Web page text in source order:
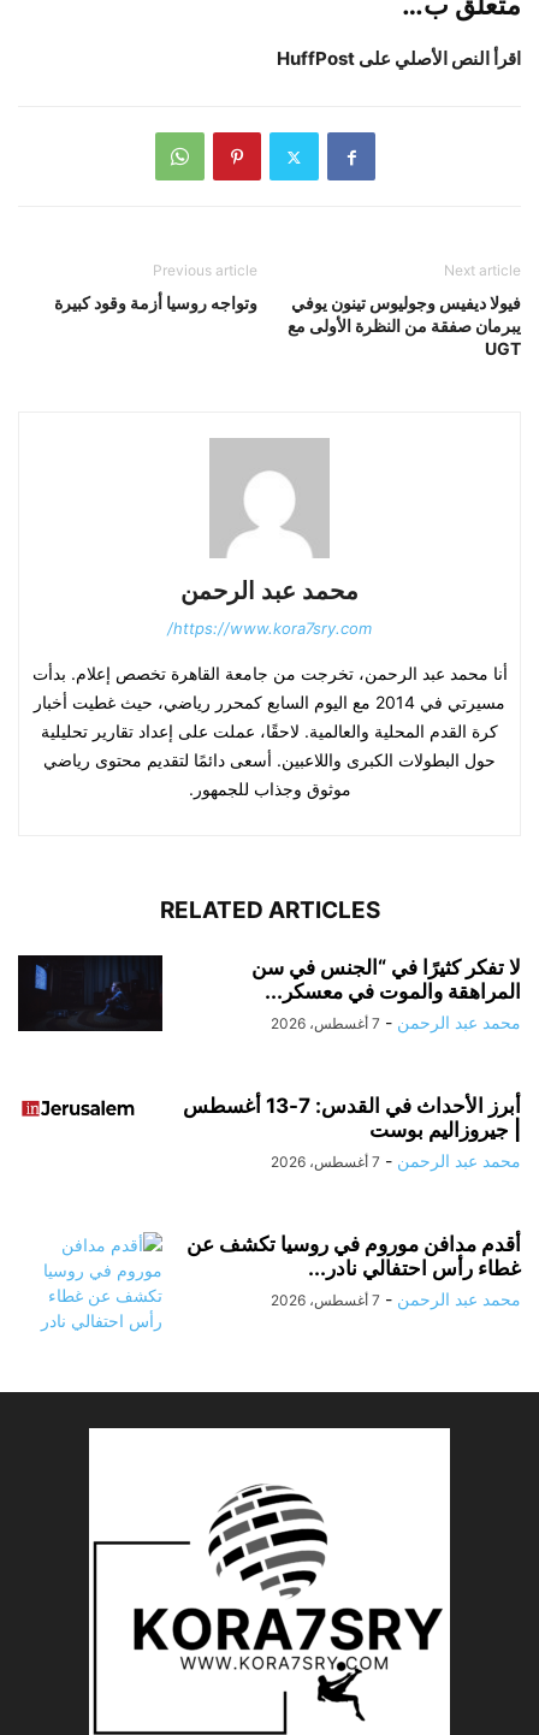
اقرأ النص الأصلي على HuffPost
Previous article
وتواجه روسيا أزمة وقود كبيرة
Next article
فيولا ديفيس وجوليوس تينون يوفي
يبرمان صفقة من النظرة الأولى مع
UGT
محمد عبد الرحمن
https://www.kora7sry.com/
أنا محمد عبد الرحمن، تخرجت من جامعة القاهرة تخصص إعلام. بدأت
مسيرتي في 2014 مع اليوم السابع كمحرر رياضي، حيث غطيت أخبار
كرة القدم المحلية والعالمية. لاحقًا، عملت على إعداد تقارير تحليلية
حول البطولات الكبرى واللاعبين. أسعى دائمًا لتقديم محتوى رياضي
موثوق وجذاب للجمهور.
RELATED ARTICLES
لا تفكر كثيرًا في “الجنس في سن
المراهقة والموت في معسكر...
محمد عبد الرحمن - 7 أغسطس، 2026
أبرز الأحداث في القدس: 7-13 أغسطس
| جيروزاليم بوست
محمد عبد الرحمن - 7 أغسطس، 2026
أقدم مدافن موروم في روسيا تكشف عن
غطاء رأس احتفالي نادر...
محمد عبد الرحمن - 7 أغسطس، 2026